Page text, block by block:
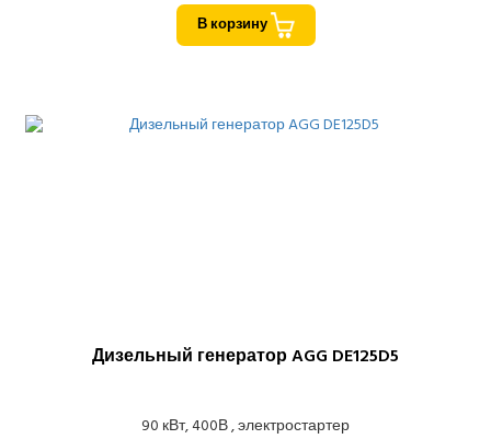
В корзину
Дизельный генератор AGG DE125D5
90 кВт, 400В , электростартер